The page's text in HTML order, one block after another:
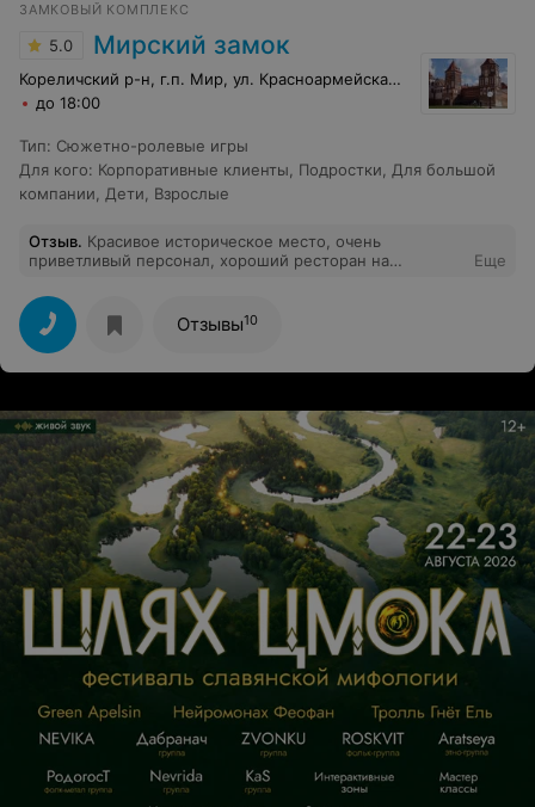
отдохнуть! Спасибо большое!
ЗАМКОВЫЙ КОМПЛЕКС
5.0 Мирский замок
Кореличский р-н, г.п. Мир, ул. Красноармейская, 2
до 18:00
Тип: Сюжетно-ролевые игры
Для кого: Корпоративные клиенты Подростки
Для большой
компании
Дети Взрослые
Отзыв. Красивое историческое место, очень
приветливый персонал, хороший ресторан на
Еще
Отзывы10